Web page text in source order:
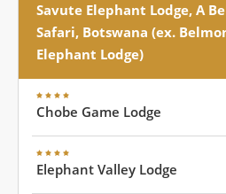
Savute Elephant Lodge, A
Safari, Botswana (ex.
Elephant Lodge)
Chobe Game Lodge
Elephant Valley Lodge